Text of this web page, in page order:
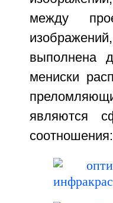
между
выполнена
мениски
являются
соотношения: